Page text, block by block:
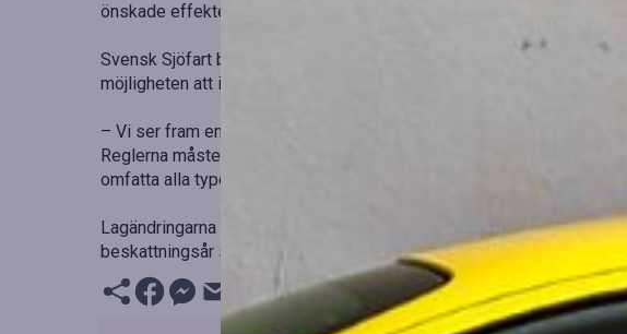
önskade effekterna.
Svensk Sjöfart beklagar också att förenklingar som tidigare påpekats
möjligheten att inkludera ship management i systemet.
– Vi ser fram emot ett fortsatt förbättringsarbete där branschens
Reglerna måste göras så enkla som möjligt, och sjöfartsstödet
omfatta alla typer av sjöfart, inklusive specialsjöfarten, säger hon.
Lagändringarna föreslås träda i kraft den 20 juli 2026 och tillämpas
beskattningsår som inleds efter den 31 december 2026.